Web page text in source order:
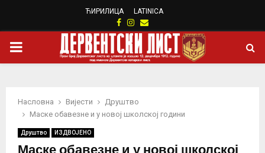
ЋИРИЛИЦА LATINICA
Facebook
Instagram
Email
PRIMARY
Насловна Вијести
Друштво
Маске обавезне и у новој школској години
Друштво ИЗДВОЈЕНО
Маске обавезне и у новој школској